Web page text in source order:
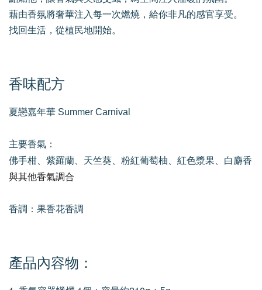
藉由香氛將奢華注入每一次燃燒，給你非凡的感官享受。
找回生活，從植民地開始。
香味配方
夏戀嘉年華 Summer Carnival
主要香氣：
佛手柑、紫羅蘭、天竺葵、粉紅葡萄柚、紅色漿果、白麝香
與其他香氣調合
香調：果香花香調
產品內容物：